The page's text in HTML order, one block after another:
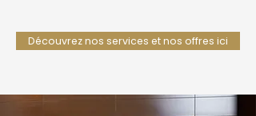
Découvrez nos services et nos offres ici